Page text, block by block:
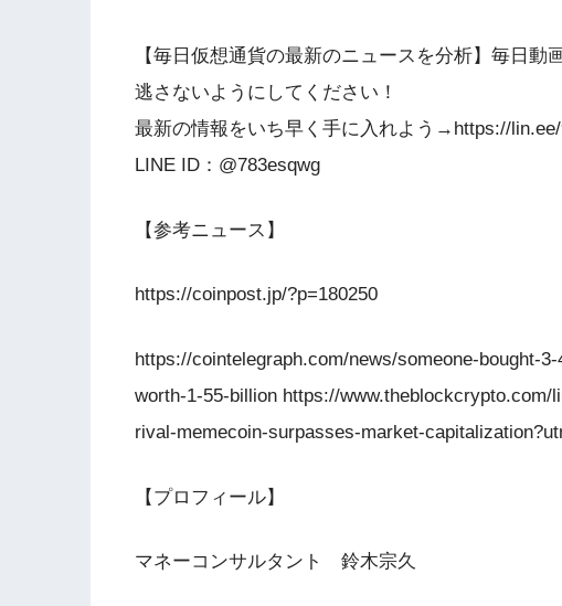
【毎日仮想通貨の最新のニュースを分析】毎日
逃さないようにしてください！
最新の情報をいち早く手に入れよう→https://
LINE ID：@783esqwg
【参考ニュース】
https://coinpost.jp/?p=180250
https://cointelegraph.com/news/someone-bought-
worth-1-55-billion https://www.theblockcrypto.com/
rival-memecoin-surpasses-market-
【プロフィール】
マネーコンサルタント 鈴木宗久